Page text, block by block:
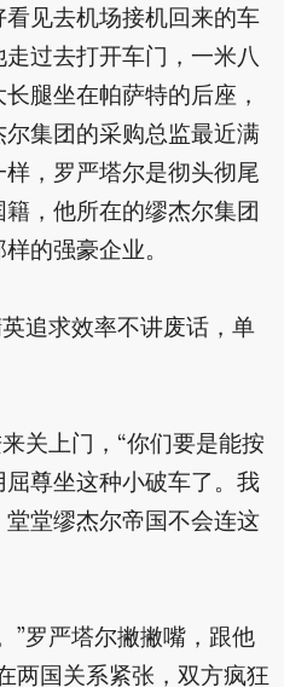
见去机场接机回来的车
过去打开车门，一米八
腿坐在帕萨特的后座，
集团的采购总监最近满
，罗严塔尔是彻头彻尾
，他所在的缪杰尔集团
的强豪企业。
追求效率不讲废话，单
关上门，“你们要是能按
尊坐这种小破车了。我
堂缪杰尔帝国不会连这
”罗严塔尔撇撇嘴，跟他
两国关系紧张，双方疯狂